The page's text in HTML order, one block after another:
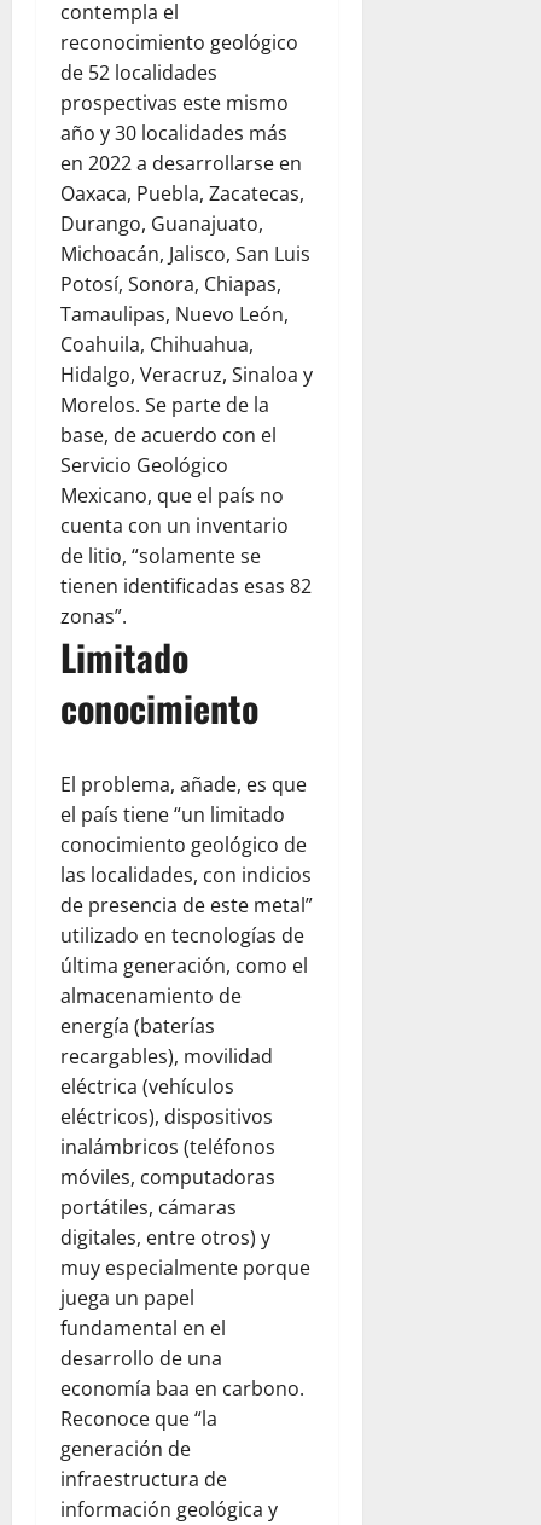
contempla el
reconocimiento geológico
de 52 localidades
prospectivas este mismo
año y 30 localidades más
en 2022 a desarrollarse en
Oaxaca, Puebla, Zacatecas,
Durango, Guanajuato,
Michoacán, Jalisco, San Luis
Potosí, Sonora, Chiapas,
Tamaulipas, Nuevo León,
Coahuila, Chihuahua,
Hidalgo, Veracruz, Sinaloa y
Morelos. Se parte de la
base, de acuerdo con el
Servicio Geológico
Mexicano, que el país no
cuenta con un inventario
de litio, “solamente se
tienen identificadas esas 82
zonas”.
Limitado
conocimiento
El problema, añade, es que
el país tiene “un limitado
conocimiento geológico de
las localidades, con indicios
de presencia de este metal”
utilizado en tecnologías de
última generación, como el
almacenamiento de
energía (baterías
recargables), movilidad
eléctrica (vehículos
eléctricos), dispositivos
inalámbricos (teléfonos
móviles, computadoras
portátiles, cámaras
digitales, entre otros) y
muy especialmente porque
juega un papel
fundamental en el
desarrollo de una
economía baa en carbono.
Reconoce que “la
generación de
infraestructura de
información geológica y